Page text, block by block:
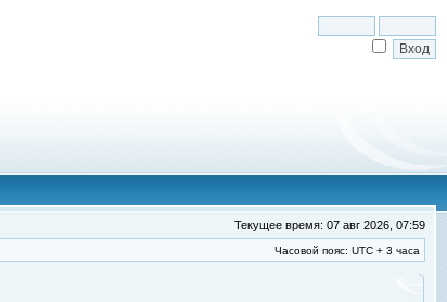
Текущее время: 07 авг 2026, 07:59
Часовой пояс: UTC + 3 часа